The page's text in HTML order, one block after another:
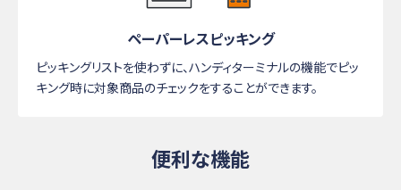
ペーパーレスピッキング
ピッキングリストを使わずに、ハンディターミナルの機能でピッ
キング時に対象商品のチェックをすることができます。
便利な機能